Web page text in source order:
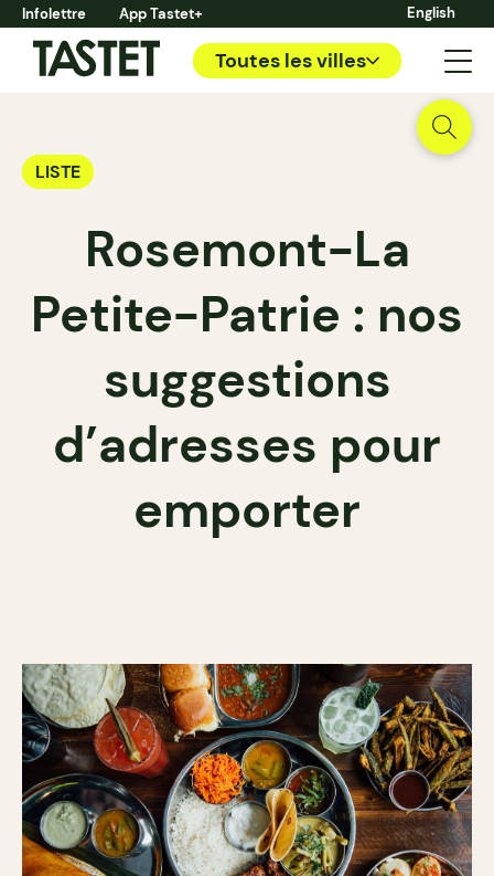
Infolettre App Tastet+ English
Toutes les villes
LISTE
Rosemont-La
Petite-Patrie : nos
suggestions
d’adresses pour
emporter